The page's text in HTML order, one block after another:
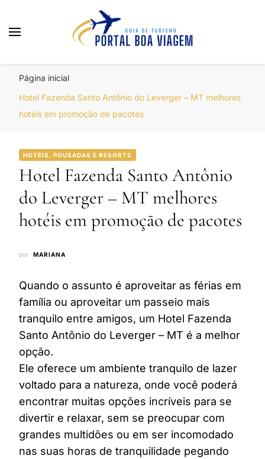
Página inicial
Hotel Fazenda Santo Antônio do Leverger – MT melhores
hotéis em promoção de pacotes
HOTÉIS, POUSADAS E RESORTS
Hotel Fazenda Santo Antônio
do Leverger – MT melhores
hotéis em promoção de pacotes
por MARIANA
Quando o assunto é aproveitar as férias em
família ou aproveitar um passeio mais
tranquilo entre amigos, um Hotel Fazenda
Santo Antônio do Leverger – MT é a melhor
opção.
Ele oferece um ambiente tranquilo de lazer
voltado para a natureza, onde você poderá
encontrar muitas opções incríveis para se
divertir e relaxar, sem se preocupar com
grandes multidões ou em ser incomodado
nas suas horas de tranquilidade pegando